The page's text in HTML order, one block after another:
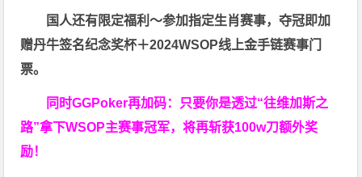
国人还有限定福利～参加指定生肖赛事，夺冠即加
赠丹牛签名纪念奖杯＋2024WSOP线上金手链赛事门
票。
同时GGPoker再加码：只要你是透过“往维加斯之
路”拿下WSOP主赛事冠军，将再斩获100w刀额外奖
励！